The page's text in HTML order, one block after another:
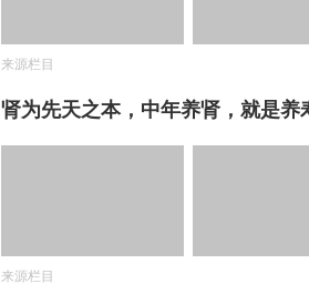
来源栏目
肾为先天之本，中年养肾，就是养
来源栏目